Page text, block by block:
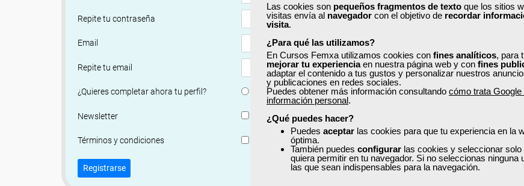
Las cookies son pequeños fragmentos de texto que los sitios
visitas envía al navegador con el objetivo de recordar
visita.
¿Para qué las utilizamos?
En Cursos Femxa utilizamos cookies con fines analíticos, para
mejorar tu experienciaen nuestra página web y con fines
adaptar el contenido a tus gustos y personalizar nuestros
y publicaciones en redes sociales.
Puedes obtener más información consultando cómo trata Google
información personal.
¿Qué puedes hacer?
Puedes aceptar las cookies para que tu experiencia en la
óptima.
También puedes configurar las cookies y seleccionar solo
quiera permitir en tu navegador. Si no seleccionas ninguna
las que sean indispensables para la navegación.
Repite tu contraseña Mostrar
Email
Repite tu email
¿Quieres completar ahora tu perfil? No, completaré mi perfil más adelante
Newsletter Si, quiero recibir información sobre cursos, ofertas exclusivas y recursos
Términos y condiciones He leído y acepto la
Registrarse